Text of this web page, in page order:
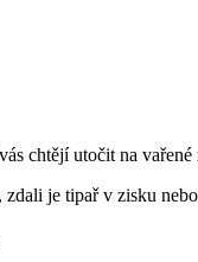
chtějí utočit na
je tipař v zisku